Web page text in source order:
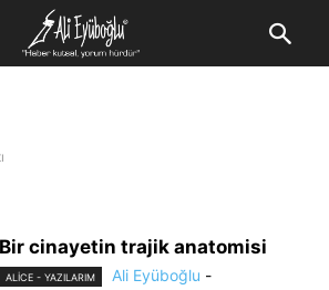
Bir cinayetin trajik anatomisi
ALİCE - YAZILARIM Ali Eyüboğlu -